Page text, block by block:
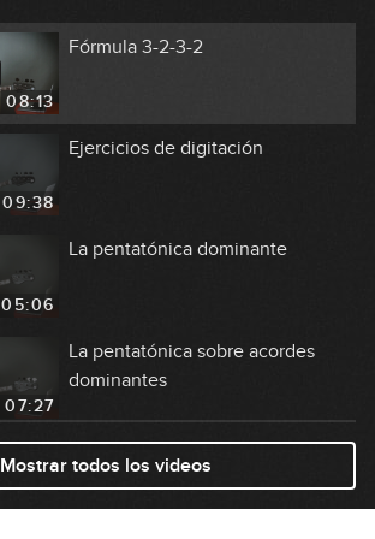
08:13
Fórmula 3-2-3-2
09:38
Ejercicios de digitación
05:06
La pentatónica dominante
07:27
La pentatónica sobre acordes
dominantes
05:50
La pentadórica
Mostrar todos los videos